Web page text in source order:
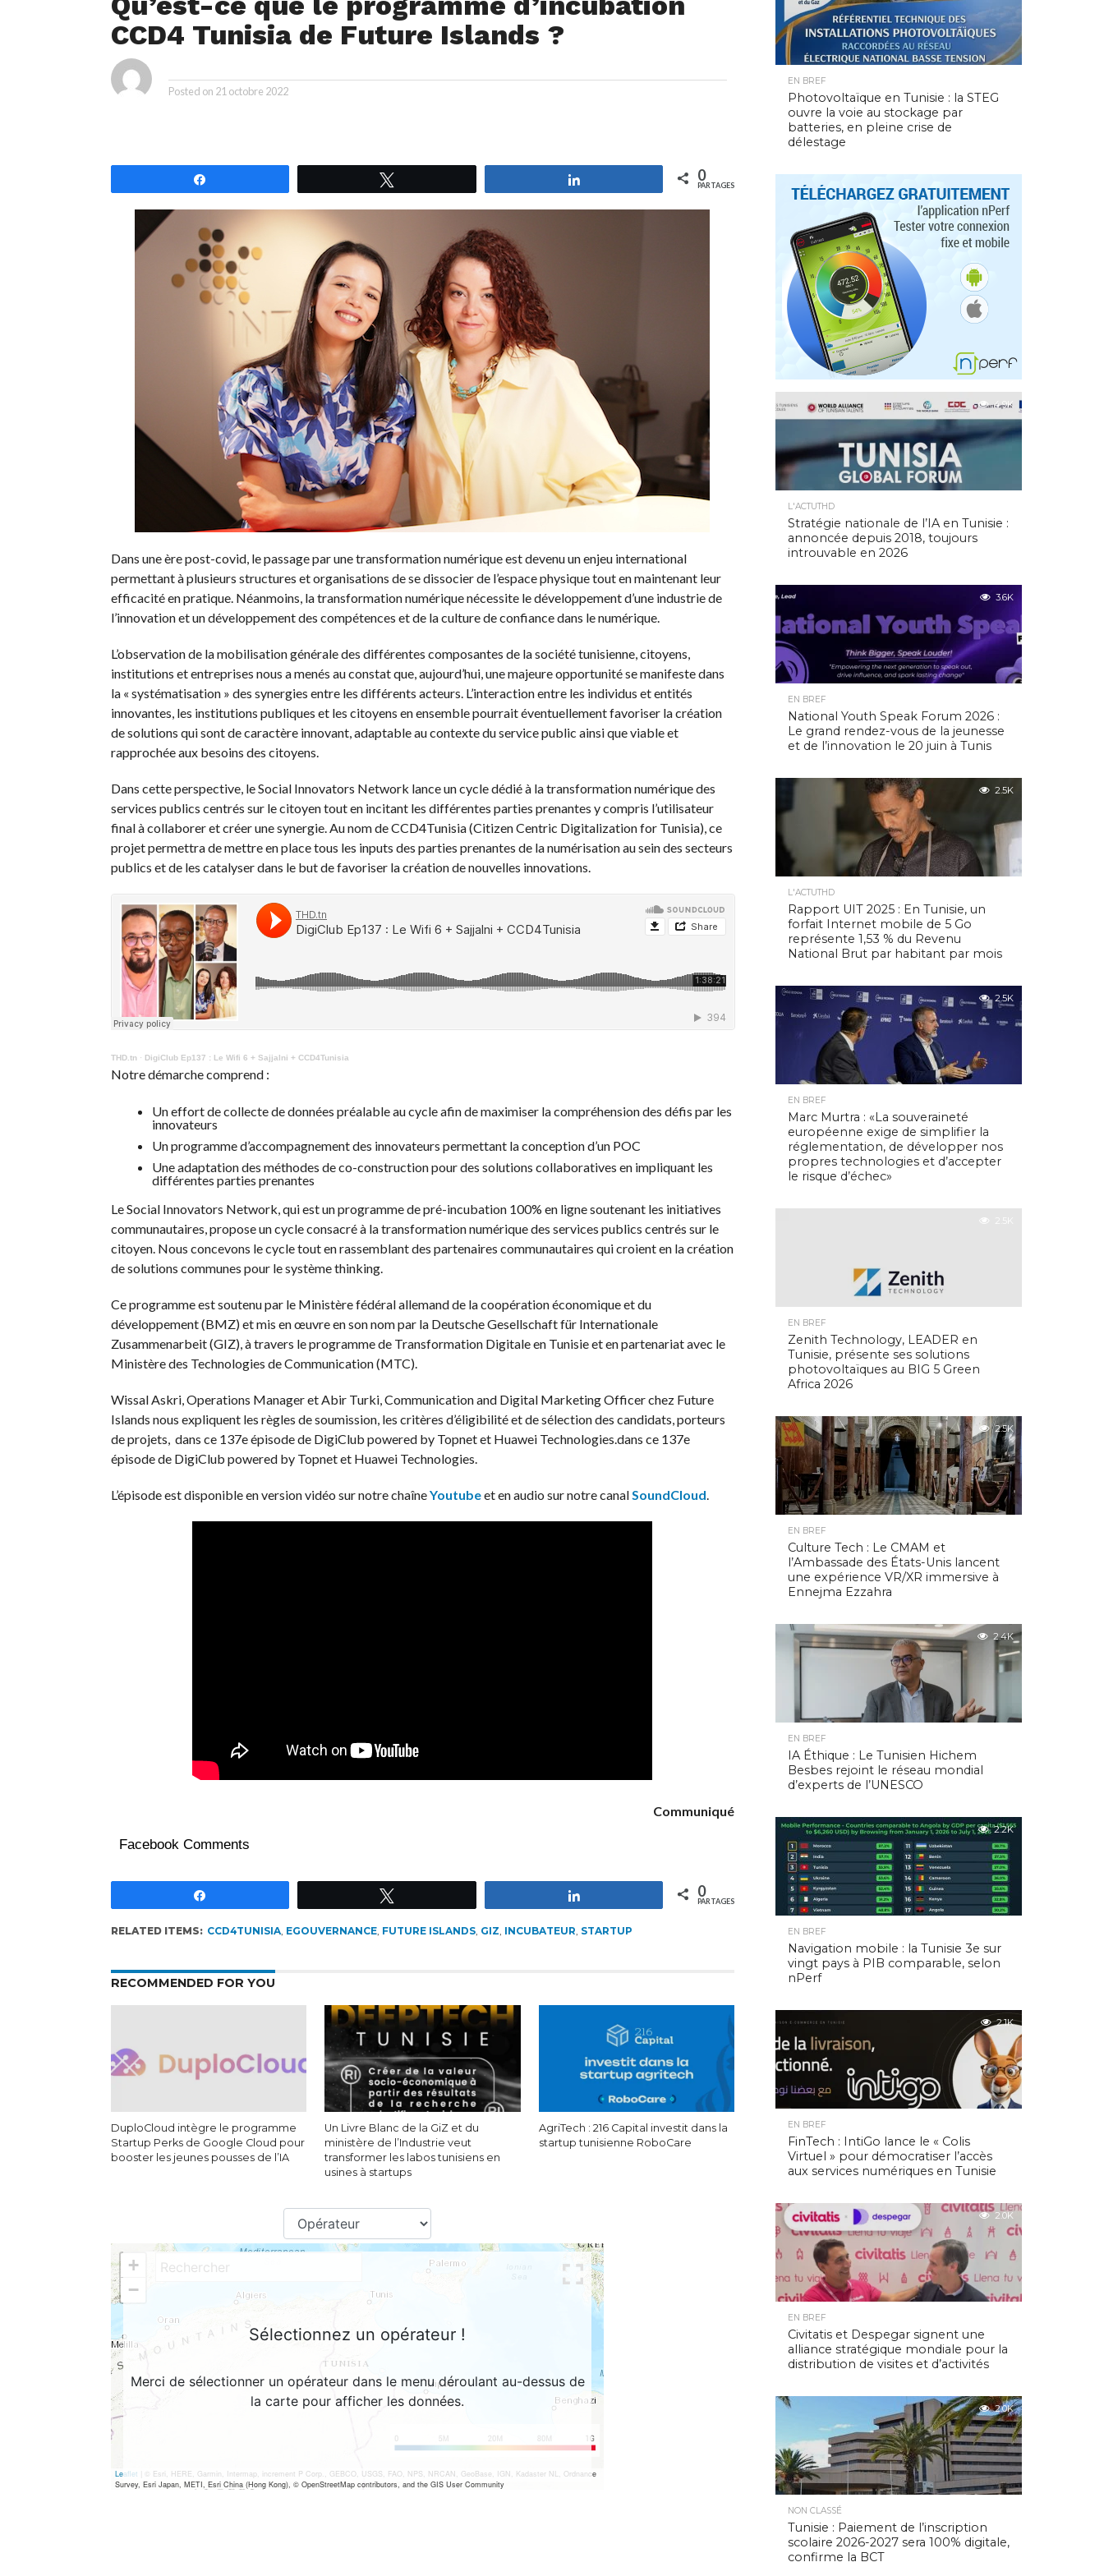
CCD4 Tunisia de Future Islands ?
Posted on 21 octobre 2022
0
PARTAGES
Dans une ère post-covid, le passage par une transformation numérique est devenu un enjeu international
permettant à plusieurs structures et organisations de se dissocier de l’espace physique tout en maintenant leur
efficacité en pratique. Néanmoins, la transformation numérique nécessite le développement d’une industrie de
l’innovation et un développement des compétences et de la culture de confiance dans le numérique.
L’observation de la mobilisation générale des différentes composantes de la société tunisienne, citoyens,
institutions et entreprises nous a menés au constat que, aujourd’hui, une majeure opportunité se manifeste dans
la « systématisation » des synergies entre les différents acteurs. L’interaction entre les individus et entités
innovantes, les institutions publiques et les citoyens en ensemble pourrait éventuellement favoriser la création
de solutions qui sont de caractère innovant, adaptable au contexte du service public ainsi que viable et
rapprochée aux besoins des citoyens.
Dans cette perspective, le Social Innovators Network lance un cycle dédié à la transformation numérique des
services publics centrés sur le citoyen tout en incitant les différentes parties prenantes y compris l’utilisateur
final à collaborer et créer une synergie. Au nom de CCD4Tunisia (Citizen Centric Digitalization for Tunisia), ce
projet permettra de mettre en place tous les inputs des parties prenantes de la numérisation au sein des secteurs
publics et de les catalyser dans le but de favoriser la création de nouvelles innovations.
THD.tn· DigiClub Ep137 : Le Wifi 6 + Sajjalni + CCD4Tunisia
Notre démarche comprend :
Un effort de collecte de données préalable au cycle afin de maximiser la compréhension des défis par les
innovateurs
Un programme d’accompagnement des innovateurs permettant la conception d’un POC
Une adaptation des méthodes de co-construction pour des solutions collaboratives en impliquant les
différentes parties prenantes
Le Social Innovators Network, qui est un programme de pré-incubation 100% en ligne soutenant les initiatives
communautaires, propose un cycle consacré à la transformation numérique des services publics centrés sur le
citoyen. Nous concevons le cycle tout en rassemblant des partenaires communautaires qui croient en la création
de solutions communes pour le système thinking.
Ce programme est soutenu par le Ministère fédéral allemand de la coopération économique et du
développement (BMZ) et mis en œuvre en son nom par la Deutsche Gesellschaft für Internationale
Zusammenarbeit (GIZ), à travers le programme de Transformation Digitale en Tunisie et en partenariat avec le
Ministère des Technologies de Communication (MTC).
Wissal Askri, Operations Manager et Abir Turki, Communication and Digital Marketing Officer chez Future
Islands nous expliquent les règles de soumission, les critères d’éligibilité et de sélection des candidats, porteurs
de projets, dans ce 137e épisode de DigiClub powered by Topnet et Huawei Technologies.dans ce 137e
épisode de DigiClub powered by Topnet et Huawei Technologies.
L’épisode est disponible en version vidéo sur notre chaîneYoutubeet en audio sur notre canalSoundCloud.
Communiqué
Facebook Comments
0
PARTAGES
RELATED ITEMS: CCD4TUNISIA, EGOUVERNANCE, FUTURE ISLANDS, GIZ, INCUBATEUR, STARTUP
RECOMMENDED FOR YOU
DuploCloud intègre le programme
Startup Perks de Google Cloud pour
booster les jeunes pousses de l’IA
Un Livre Blanc de la GiZ et du
ministère de l’Industrie veut
transformer les labos tunisiens en
usines à startups
AgriTech : 216 Capital investit dans la
startup tunisienne RoboCare
EN BREF
Photovoltaïque en Tunisie : la STEG
ouvre la voie au stockage par
batteries, en pleine crise de
délestage
4.9K
L'ACTUTHD
Stratégie nationale de l’IA en Tunisie :
annoncée depuis 2018, toujours
introuvable en 2026
3.6K
EN BREF
National Youth Speak Forum 2026 :
Le grand rendez-vous de la jeunesse
et de l’innovation le 20 juin à Tunis
2.5K
L'ACTUTHD
Rapport UIT 2025 : En Tunisie, un
forfait Internet mobile de 5 Go
représente 1,53 % du Revenu
National Brut par habitant par mois
2.5K
EN BREF
Marc Murtra : «La souveraineté
européenne exige de simplifier la
réglementation, de développer nos
propres technologies et d’accepter
le risque d’échec»
2.5K
EN BREF
Zenith Technology, LEADER en
Tunisie, présente ses solutions
photovoltaïques au BIG 5 Green
Africa 2026
2.5K
EN BREF
Culture Tech : Le CMAM et
l’Ambassade des États-Unis lancent
une expérience VR/XR immersive à
Ennejma Ezzahra
2.4K
EN BREF
IA Éthique : Le Tunisien Hichem
Besbes rejoint le réseau mondial
d’experts de l’UNESCO
2.2K
EN BREF
Navigation mobile : la Tunisie 3e sur
vingt pays à PIB comparable, selon
nPerf
2.1K
EN BREF
FinTech : IntiGo lance le « Colis
Virtuel » pour démocratiser l’accès
aux services numériques en Tunisie
2.0K
EN BREF
Civitatis et Despegar signent une
alliance stratégique mondiale pour la
distribution de visites et d’activités
2.0K
NON CLASSÉ
Tunisie : Paiement de l’inscription
scolaire 2026-2027 sera 100% digitale,
confirme la BCT